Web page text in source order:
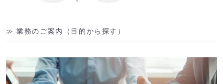
業務のご案内（目的から探す）